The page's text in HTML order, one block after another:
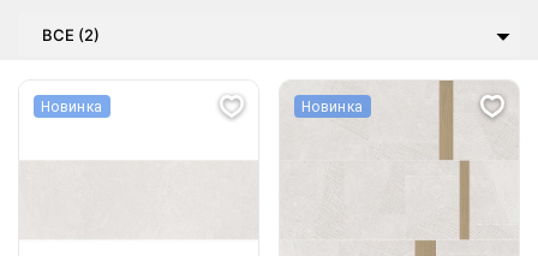
ВСЕ (2)
Новинка Новинка